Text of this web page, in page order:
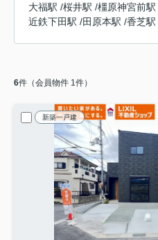
大福駅 /桜井駅 /橿原神宮前駅
近鉄下田駅 /田原本駅 /香芝駅
6件（会員物件 1件）
新築一戸建